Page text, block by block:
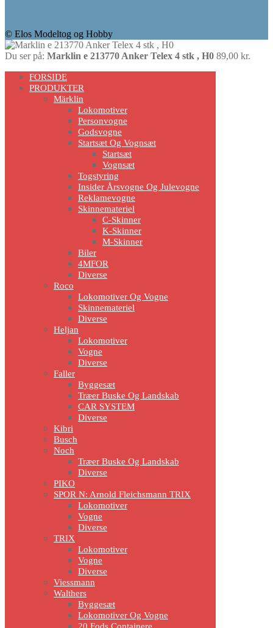
© Elos Modeltog og Hobby
Du ser på: Marklin e 213770 Anker Telex 4 stk , H0 89,00 kr.
Scroll
Up
FORSIDE
PRODUKTER
Märklin
Lokomotiver
Personvogne
Godsvogne
Startsæt Og Vognsæt
Startsæt
Vognsæt
Togstyring
Insider Årsvogne Og Julevogne
Reklamevogne
Skinnemateriel
C-Skinner
K-Skinner
M-Skinner
Biler
4MFOR
Diverse
Roco
Lokomotiver Og Vogne
Skinnemateriel
Diverse
Heljan
Lokomotiver
Vogne
Diverse
Faller
Byggesæt
Træer Buske Og Landskab
CAR SYSTEM
Diverse
Kibri
Busch
Noch
Træer Buske Og Landskab
Diverse
PIKO
SPOR N: Arnold Fleichsmann TRIX
Lokomotiver
Vogne
Diverse
TRIX
Lokomotiver
Vogne
Diverse
Viessmann
Walthers
Byggesæt
Lokomotiver Og Vogne
20 Fods Containere